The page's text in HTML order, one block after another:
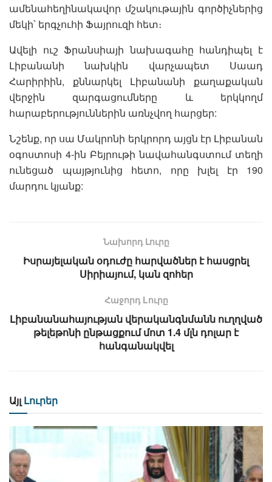
ամենահեղինակավոր մշակութային գործիչներից
մեկի՝ երգչուհի Ֆայրուզի հետ։
Ավելի ուշ Ֆրանսիայի նախագահը հանդիպել է
Լիբանանի նախկին վարչապետ Սաադ
Հարիրիին, քննարկել Լիբանանի քաղաքական
վերջին զարգացումները և երկկողմ
հարաբերություններին առնչվող հարցեր:
Նշենք, որ սա Մակրոնի երկրորդ այցն էր Լիբանան
օգոստոսի 4-ին Բեյրութի նավահանգստում տեղի
ունեցած պայթյունից հետո, որը խլել էր 190
մարդու կյանք:
Նախորդ Լուրը
Իսրայելական օդուժը հարվածներ է հասցրել
Սիրիայում, կան զոհեր
Հաջորդ Lուրը
Լիբանանահայության վերականգնմանն ուղղված
թելեթոնի ընթացքում մոտ 1.4 մլն դոլար է
հանգանակվել
Այլ Լուրեր